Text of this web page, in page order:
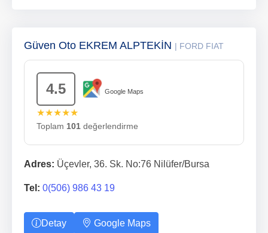
Güven Oto EKREM ALPTEKİN | FORD FIAT
4.5 Google Maps
★★★★★
Toplam 101 değerlendirme
Adres: Üçevler, 36. Sk. No:76 Nilüfer/Bursa
Tel: 0(506) 986 43 19
Detay Google Maps